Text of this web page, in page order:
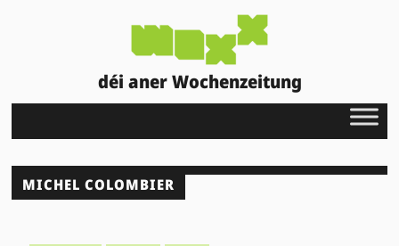
déi aner Wochenzeitung
MICHEL COLOMBIER